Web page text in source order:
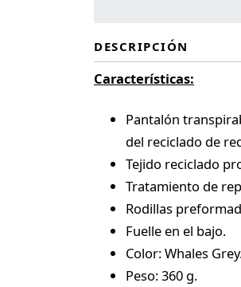
DESCRIPCIÓN
Características:
Pantalón
del reciclado de
Tejido reciclado
Tratamiento de
Rodillas
Fuelle en el bajo.
Color: Whales
Peso: 360 g.